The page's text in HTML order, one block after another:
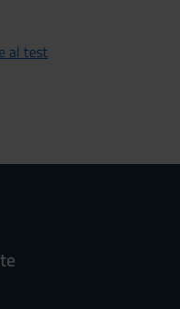
al test